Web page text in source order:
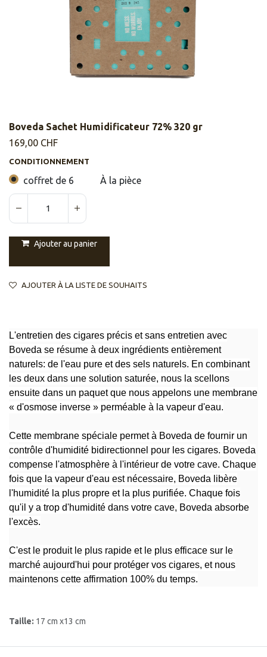
Boveda Sachet Humidificateur 72% 320 gr
169,00 CHF
CONDITIONNEMENT
coffret de 6 À la pièce
Ajouter au panier
AJOUTER À LA LISTE DE SOUHAITS
L'entretien des cigares précis et sans entretien avec
Boveda se résume à deux ingrédients entièrement
naturels: de l'eau pure et des sels naturels. En combinant
les deux dans une solution saturée, nous la scellons
ensuite dans un paquet que nous appelons une membrane
« d'osmose inverse » perméable à la vapeur d'eau.
Cette membrane spéciale permet à Boveda de fournir un
contrôle d'humidité bidirectionnel pour les cigares. Boveda
compense l'atmosphère à l'intérieur de votre cave. Chaque
fois que la vapeur d'eau est nécessaire, Boveda libère
l'humidité la plus propre et la plus purifiée. Chaque fois
qu'il y a trop d'humidité dans votre cave, Boveda absorbe
l'excès.
C'est le produit le plus rapide et le plus efficace sur le
marché aujourd'hui pour protéger vos cigares, et nous
maintenons cette affirmation 100% du temps.
Taille: 17 cm x13 cm